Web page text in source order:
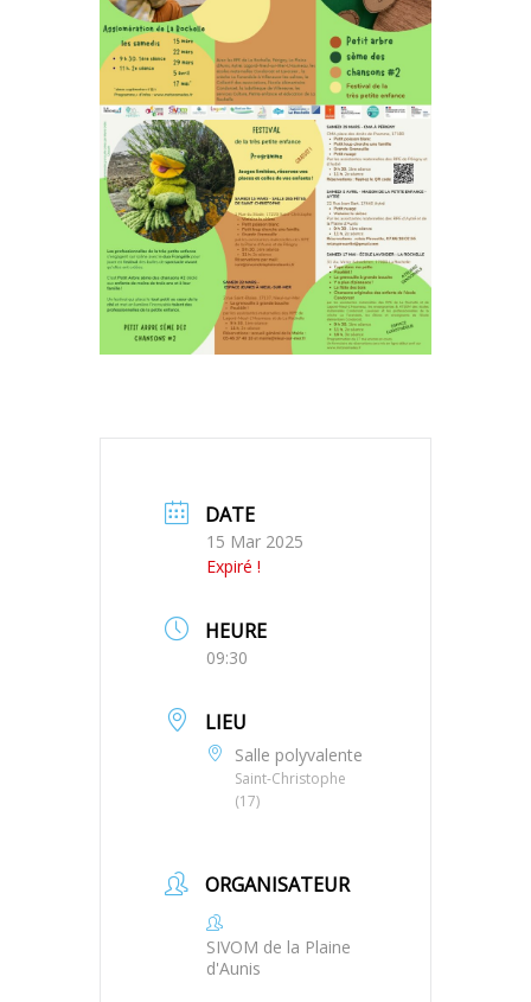
DATE
15 Mar 2025
Expiré !
HEURE
09:30
LIEU
Salle polyvalente
Saint-Christophe
(17)
ORGANISATEUR
SIVOM de la Plaine
d'Aunis